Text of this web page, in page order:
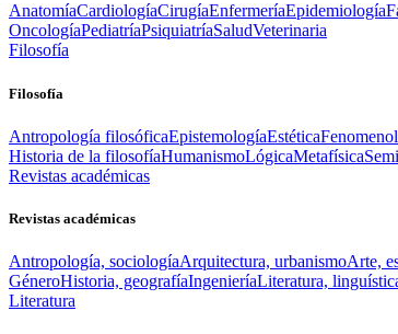
AnatomíaCardiologíaCirugíaEnfermeríaEpidemiología
OncologíaPediatríaPsiquiatríaSaludVeterinaria
Filosofía
Filosofía
Antropología filosóficaEpistemologíaEstética
Historia de la filosofíaHumanismoLógicaMetafísica
Revistas académicas
Revistas académicas
Antropología, sociologíaArquitectura, urbanismoArte,
GéneroHistoria, geografíaIngenieríaLiteratura,
Literatura